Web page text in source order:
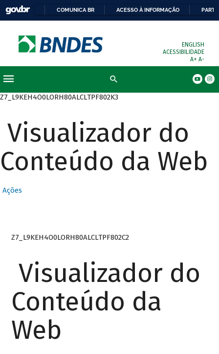
COMUNICA BR ACESSO À INFORMAÇÃO
ENGLISH
ACESSIBILIDADE
A+ A-
Z7_L9KEH4O0LORH80ALCLTPF802K3
Visualizador do
Conteúdo da Web
Ações
Z7_L9KEH4O0LORH80ALCLTPF802C2
Visualizador do
Conteúdo da
Web